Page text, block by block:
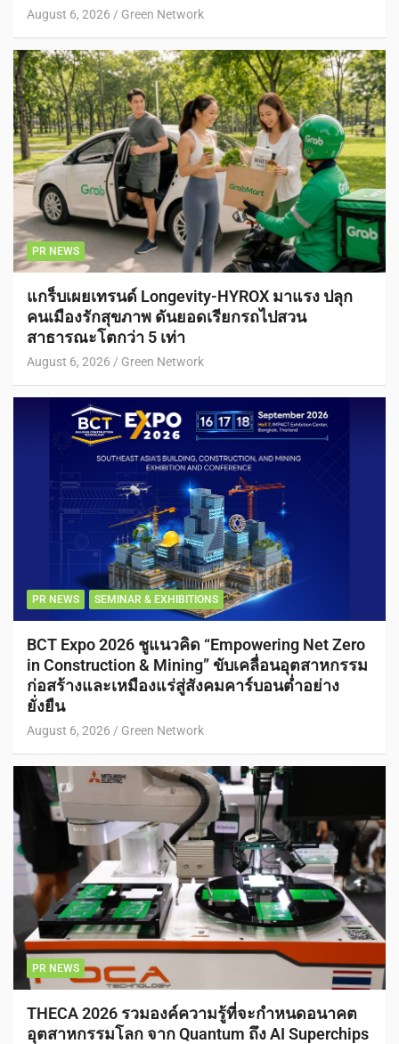
August 6, 2026 Green Network
PR NEWS
แกร็บเผยเทรนด์ Longevity-HYROX มาแรง ปลุก
คนเมืองรักสุขภาพ ดันยอดเรียกรถไปสวน
สาธารณะโตกว่า 5 เท่า
August 6, 2026 Green Network
PR NEWS SEMINAR & EXHIBITIONS
BCT Expo 2026 ชูแนวคิด “Empowering Net Zero
in Construction & Mining” ขับเคลื่อนอุตสาหกรรม
ก่อสร้างและเหมืองแร่สู่สังคมคาร์บอนต่ำอย่าง
ยั่งยืน
August 6, 2026 Green Network
PR NEWS
THECA 2026 รวมองค์ความรู้ที่จะกำหนดอนาคต
อุตสาหกรรมโลก จาก Quantum ถึง AI Superchips